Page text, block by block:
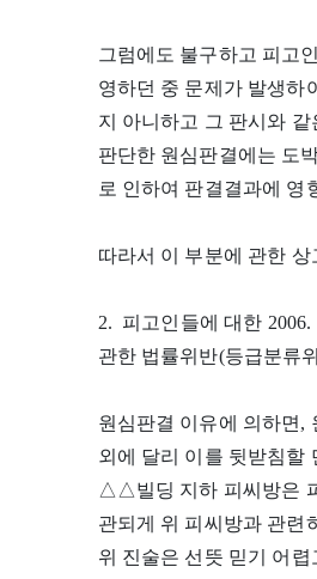
그럼에도 불구하고 피고
영하던 중 문제가 발생하
지 아니하고 그 판시와
판단한 원심판결에는 도
로 인하여 판결결과에 영
따라서 이 부분에 관한
2. 피고인들에 대한 2006.
관한 법률위반(등급분류
원심판결 이유에 의하면,
외에 달리 이를 뒷받침할
△△빌딩 지하 피씨방은
관되게 위 피씨방과 관련
위 진술은 선뜻 믿기 어